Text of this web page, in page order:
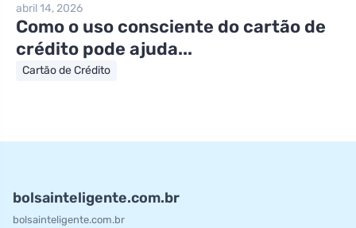
abril 14, 2026
Como o uso consciente do cartão de
crédito pode ajuda...
Cartão de Crédito
bolsainteligente.com.br
bolsainteligente.com.br